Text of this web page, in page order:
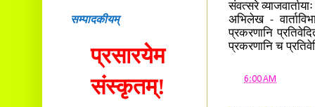
संवत्सरे
अभिलेख -
प्रकरणानि
प्रकरणानि च
6:00 AM
सम्पादकीयम्
प्रसारयेम
संस्कृतम्!